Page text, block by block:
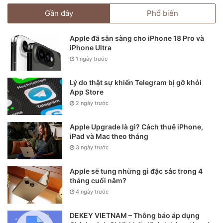
iPhone 12 Pro.
Đó là một phần lý do tại sao nhiều nhà phân tích kỳ vọng tất
cả các hoạt động kinh doanh của Apple, bao gồm iPad, Mac
và dịch vụ, sẽ phát triển. Nhà phân tích Brian White của
Monness Crespi Hardt viết: “Danh mục đầu tư của Apple
Gần đây Phổ biến
Apple đã sẵn sàng cho iPhone 18 Pro và
iPhone Ultra
1 ngày trước
Lý do thật sự khiến Telegram bị gỡ khỏi
App Store
2 ngày trước
Apple Upgrade là gì? Cách thuê iPhone,
iPad và Mac theo tháng
3 ngày trước
Apple sẽ tung những gì đặc sắc trong 4
tháng cuối năm?
4 ngày trước
DEKEY VIETNAM – Thông báo áp dụng